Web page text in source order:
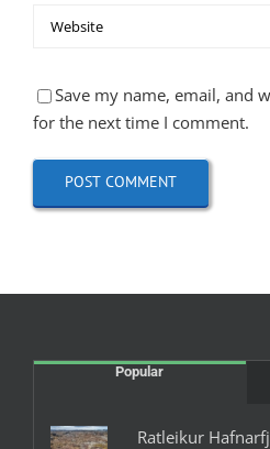
Save my name, email, and
for the next time I comment.
Popular
Ratleikur